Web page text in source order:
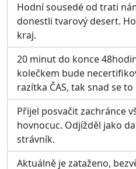
Hodní sousedé od trati
donestli tvarový desert.
kraj.
20 minut do konce
kolečkem bude
razítka ČAS, tak snad se
Přijel posvačit zachránce
hovnocuc. Odjížděl jako
strávník.
Aktuálně je zataženo,